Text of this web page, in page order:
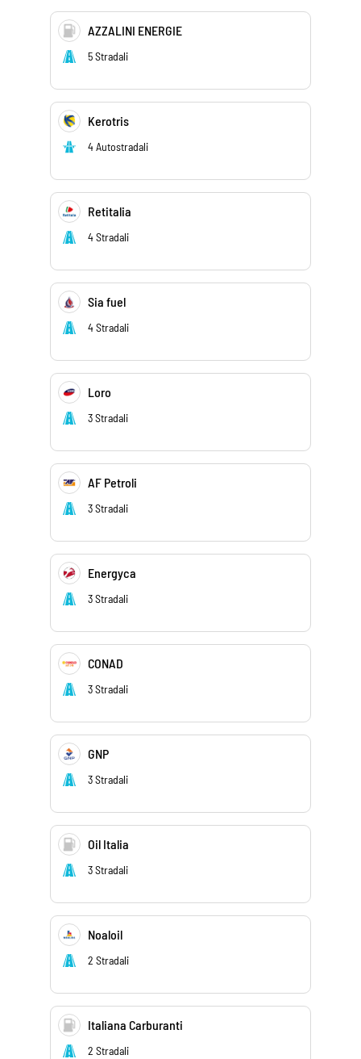
AZZALINI ENERGIE
5 Stradali
Kerotris
4 Autostradali
Retitalia
4 Stradali
Sia fuel
4 Stradali
Loro
3 Stradali
AF Petroli
3 Stradali
Energyca
3 Stradali
CONAD
3 Stradali
GNP
3 Stradali
Oil Italia
3 Stradali
Noaloil
2 Stradali
Italiana Carburanti
2 Stradali